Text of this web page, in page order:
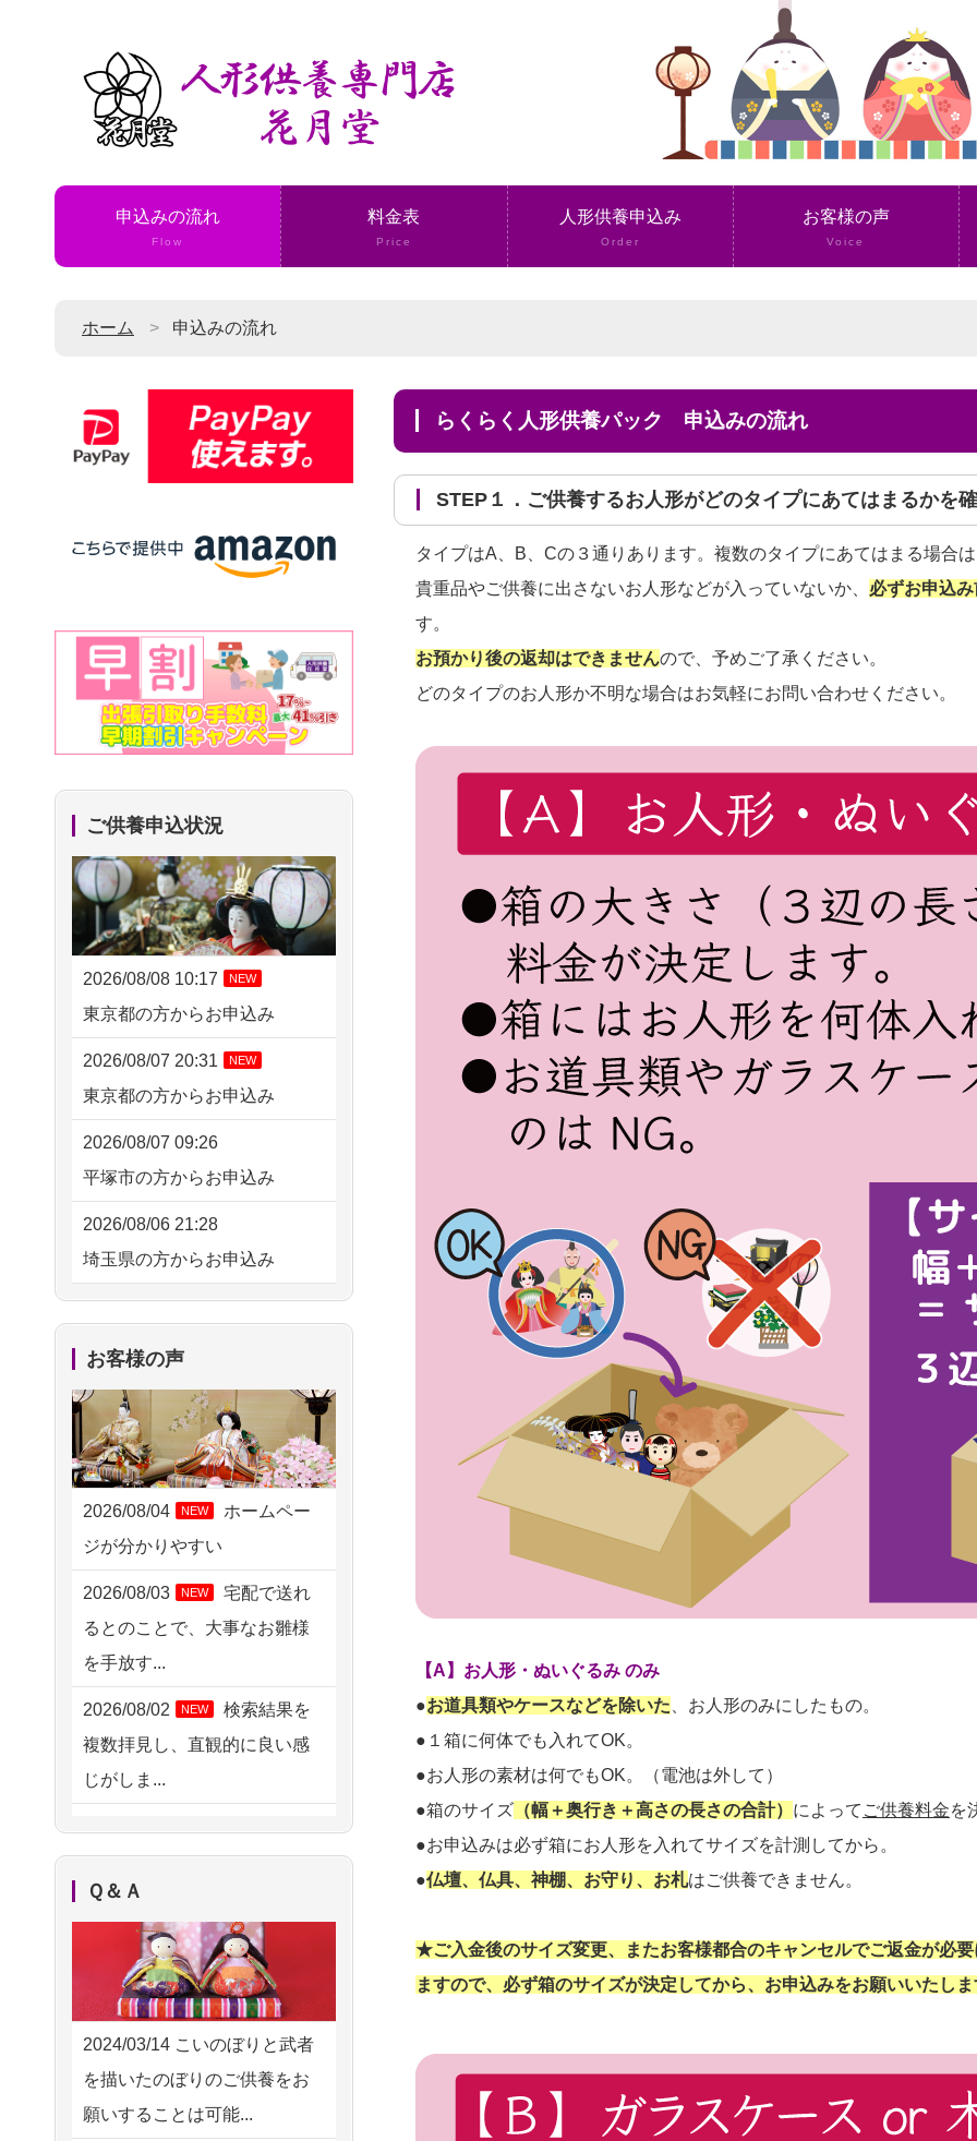
申込みの流れ
Flow
料金表
Price
人形供養申込み
Order
お客様の声
Voice
ホーム 申込みの流れ
らくらく人形供養パック 申込みの流れ
STEP１．ご供養するお人形がどのタイプにあてはまるかを
タイプはA、B、Cの３通りあります。複数のタイプにあてはまる場合
貴重品やご供養に出さないお人形などが入っていないか、 必ずお申込
す。
お預かり後の返却はできませんので、予めご了承ください。
どのタイプのお人形か不明な場合はお気軽にお問い合わせください。
【A】お人形・ぬいぐるみ のみ
●お道具類やケースなどを除いた 、お人形のみにしたもの。
●１箱に何体でも入れてOK。
●お人形の素材は何でもOK。（電池は外して）
●箱のサイズ （幅＋奥行き＋高さの長さの合計） によって ご供養料金を
●お申込みは必ず箱にお人形を入れてサイズを計測してから。
●仏壇、仏具、神棚、お守り、お札はご供養できません。
★ご入金後のサイズ変更、またお客様都合のキャンセルでご返金が必
ますので、必ず箱のサイズが決定してから、お申込みをお願いいたし
ご供養申込状況
2026/08/08 10:17 NEW
東京都の方からお申込み
2026/08/07 20:31 NEW
東京都の方からお申込み
2026/08/07 09:26
平塚市の方からお申込み
2026/08/06 21:28
埼玉県の方からお申込み
2026/08/06 17:56
2026/08/06 10:06
茨城県の方からお申込み
2026/08/06 09:17
三重県の方からお申込み
2026/08/06 06:48
横浜市の方からお申込み
2026/08/05 15:07
東京都の方からお申込み
2026/08/05 11:33
神奈川の方からお申込み
西亀有の方からお申込み
2026/08/04 15:40
2026/08/04 14:04
東京都の方からお申込み
2026/08/04 00:38
中野区の方からお申込み
2026/08/03 21:17
お客様の声
2026/08/04 NEW
ホームペー
ジが分かりやすい
2026/08/03 NEW
宅配で送れ
るとのことで、大事なお雛様
を手放す...
2026/08/02 NEW
検索結果を
複数拝見し、直観的に良い感
じがしま...
ハードルが高そうに思えるの
ですが、...
2026/08/02 NEW
祖母の人形
供養の際も利用させていただ
き安心感がある
お人形の仕
分けなども丁寧に行う様子か
ら、大切...
Ｑ＆Ａ
2024/03/14 こいのぼりと武者
を描いたのぼりのご供養をお
願いすることは可能...